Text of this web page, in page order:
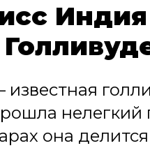
Индия
нелегкий
она